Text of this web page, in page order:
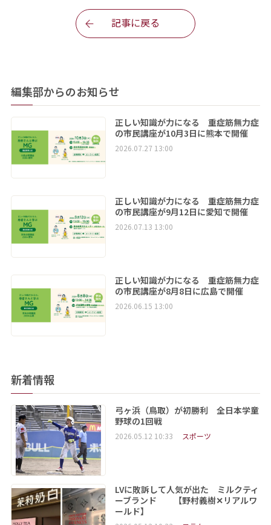
記事に戻る
編集部からのお知らせ
正しい知識が力になる 重症筋無力症
の市民講座が10月3日に熊本で開催
2026.07.27 13:00
正しい知識が力になる 重症筋無力症
の市民講座が9月12日に愛知で開催
2026.07.13 13:00
正しい知識が力になる 重症筋無力症
の市民講座が8月8日に広島で開催
2026.06.15 13:00
新着情報
弓ヶ浜（鳥取）が初勝利 全日本学童
野球の1回戦
2026.05.12 10:33 スポーツ
LVに敗訴して人気が出た ミルクティ
ーブランド 【野村義樹✕リアルワ
ールド】